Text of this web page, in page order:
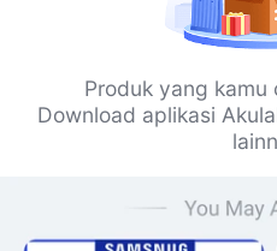
Produk yang
Download aplikasi